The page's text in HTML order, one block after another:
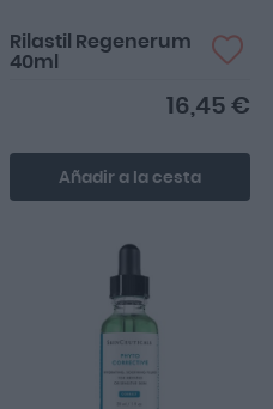
Rilastil Regenerum
40ml
16,45 €
Añadir a la cesta